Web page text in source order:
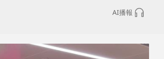
AI播報